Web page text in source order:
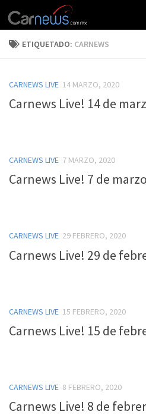
ETIQUETADO: CARNEWS
CARNEWS LIVE 14 MARZO, 2020
Carnews Live! 14 de
CARNEWS LIVE 7 MARZO, 2020
Carnews Live! 7 de marzo
CARNEWS LIVE 29 FEBRERO, 2020
Carnews Live! 29 de
CARNEWS LIVE 15 FEBRERO, 2020
Carnews Live! 15 de
CARNEWS LIVE 8 FEBRERO, 2020
Carnews Live! 8 de